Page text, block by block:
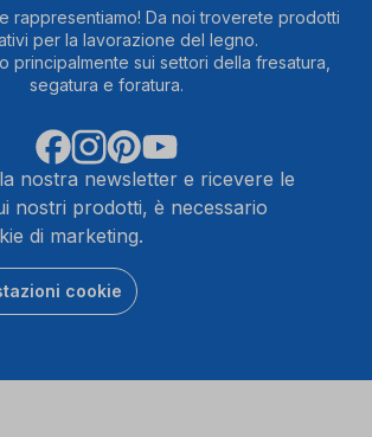
rappresentiamo! Da noi troverete prodotti
per la lavorazione del legno.
principalmente sui settori della fresatura,
segatura e foratura.
nostra newsletter e ricevere le
nostri prodotti, è necessario
di marketing.
cookie